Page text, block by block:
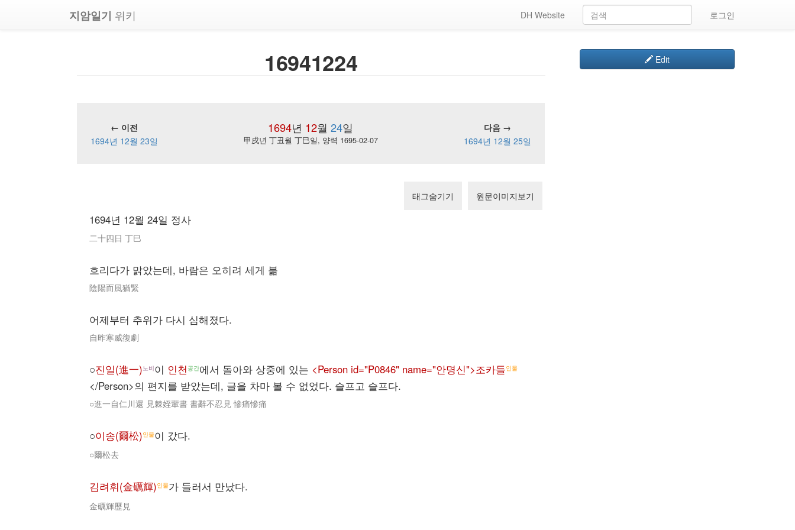
지암일기 위키 로그인
DH Website
16941224
1694년 12월 24일
← 이전
다음 →
1694년 12월 23일
甲戌년 丁丑월 丁巳일, 양력 1695-02-07 1694년 12월 25일
태그숨기기 원문이미지보기
1694년 12월 24일 정사
二十四日 丁巳
흐리다가 맑았는데, 바람은 오히려 세게 붊
陰陽而風猶緊
어제부터 추위가 다시 심해졌다.
自昨寒威復劇
○진일(進一)노비이 인천 공간에서 돌아와 상중에 있는 <Person id="P0846" name="안명신">조카들인물
</Person>의 편지를 받았는데, 글을 차마 볼 수 없었다. 슬프고 슬프다.
○進一自仁川還 見棘姪輩書 書辭不忍見 慘痛慘痛
○이송(爾松)인물이 갔다.
○爾松去
김려휘(金礪輝)인물가 들러서 만났다.
金礪輝歷見
Edit